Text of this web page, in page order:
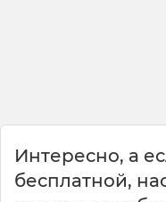
Интересно, а
бесплатной,